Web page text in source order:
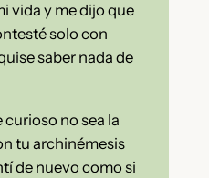
vida y me dijo que
solo con
saber nada de
curioso no sea la
tu archinémesis
de nuevo como si